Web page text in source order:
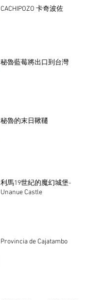
CACHIPOZO 卡奇波佐
秘魯藍莓將出口到台灣
秘魯的末日鞦韆
利馬19世紀的魔幻城堡-
Unanue Castle
Provincia de Cajatambo